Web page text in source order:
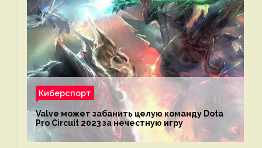
Киберспорт
Valve может забанить целую команду Dota
Pro Circuit 2023 за нечестную игру